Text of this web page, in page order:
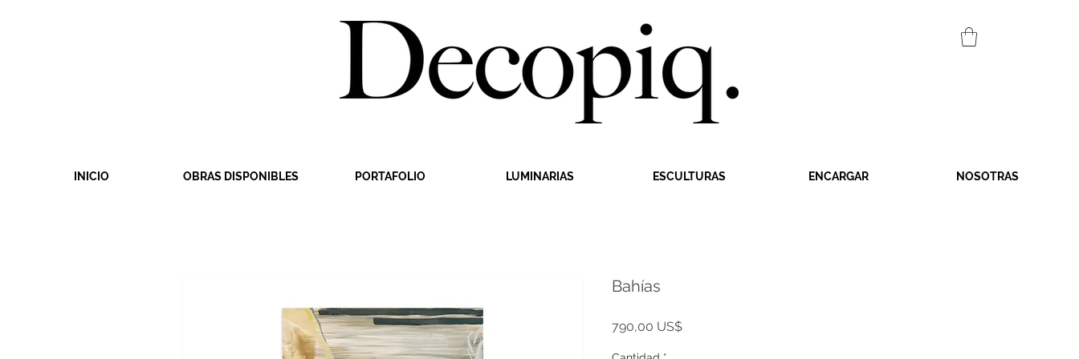
INICIO OBRAS DISPONIBLES PORTAFOLIO LUMINARIAS ESCULTURAS ENCARGAR NOSOTRAS
Bahías
790,00 US$Precio